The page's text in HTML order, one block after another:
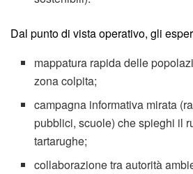
Dal punto di vista operativo, gli
mappatura rapida delle
zona colpita;
campagna informativa mirata
pubblici, scuole) che spieghi il
tartarughe;
collaborazione tra autorità